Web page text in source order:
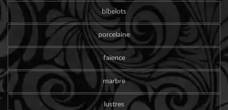
bibelots
porcelaine
faïence
marbre
lustres